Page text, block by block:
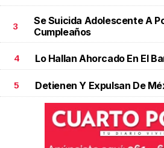
3
Se Suicida Adolescente A
Cumpleaños
4 Lo Hallan Ahorcado En El
5 Detienen Y Expulsan De